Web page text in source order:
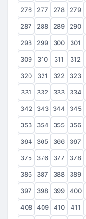
276 277 278 279
287 288 289 290
298 299 300 301
309 310 311 312
320 321 322 323
331 332 333 334
342 343 344 345
353 354 355 356
364 365 366 367
375 376 377 378
386 387 388 389
397 398 399 400
408 409 410 411